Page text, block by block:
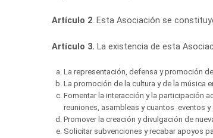
Artículo 2. Esta Asociación se
Artículo 3. La existencia de esta
La representación, defensa y promoción
La promoción de la cultura y de la música
Fomentar la interacción y la participación
reuniones, asambleas y cuantos eventos
Promover la creación y divulgación de
Solicitar subvenciones y recabar apoyos